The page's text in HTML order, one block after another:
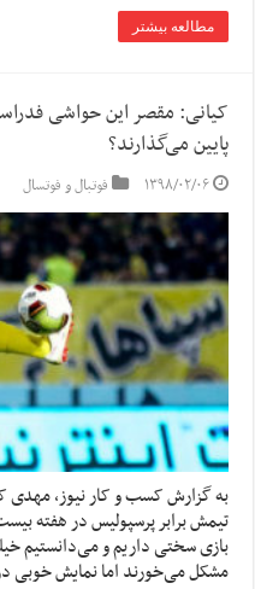
مطالعه بیشتر
کیانی: مقصر این حواشی
پایین می‌گذارند؟
۱۳۹۸/۰۲/۰۶ فوتبال و فوتسال
به گزارش کسب و کار نیوز، مهدی
تیمش برابر پرسپولیس در هفته
بازی سختی داریم و می‌دانستیم
مشکل می‌خورند اما نمایش خوبی